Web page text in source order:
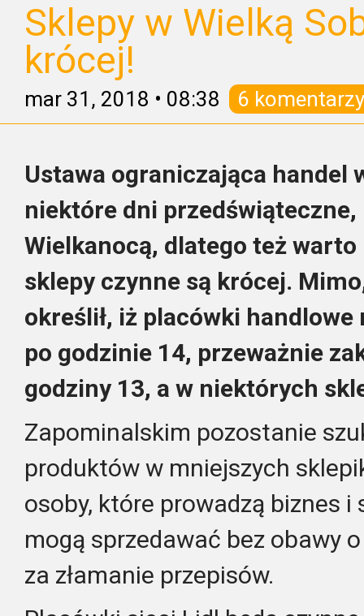
Sklepy w Wielką
krócej!
mar 31, 2018 • 08:38 6 komentarzy
Ustawa ograniczająca handel
niektóre dni
Wielkanocą, dlatego też
sklepy czynne są krócej.
określił, iż placówki
po godzinie 14, przeważnie
godziny 13, a w niektórych
Zapominalskim pozostanie
produktów w mniejszych
osoby, które prowadzą biznes i
mogą sprzedawać bez obawy
za złamanie przepisów.